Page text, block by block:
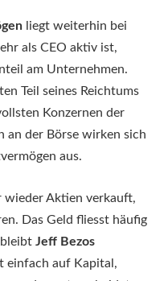
liegt weiterhin bei
als CEO aktiv ist,
am Unternehmen.
Teil seines Reichtums
Konzernen der
an der Börse wirken sich
aus.
wieder Aktien verkauft,
Das Geld fliesst häufig
Jeff Bezos
einfach auf Kapital,